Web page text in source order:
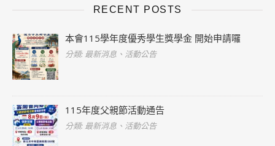
RECENT POSTS
本會115學年度優秀學生獎學金 開始申請囉
分類: 最新消息、活動公告
115年度父親節活動通告
分類: 最新消息、活動公告